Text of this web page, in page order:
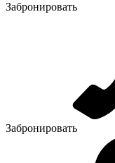
Забронировать
Забронировать